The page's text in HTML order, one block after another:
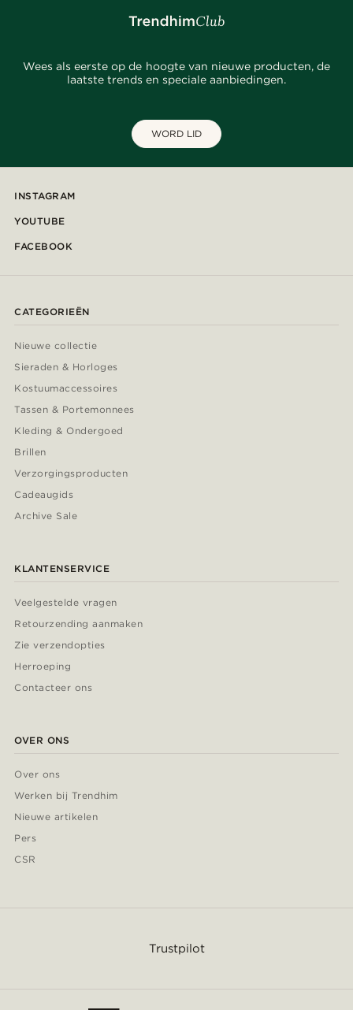
Wees als eerste op de hoogte van nieuwe producten, de
laatste trends en speciale aanbiedingen.
WORD LID
INSTAGRAM
YOUTUBE
FACEBOOK
CATEGORIEËN
Nieuwe collectie
Sieraden & Horloges
Kostuumaccessoires
Tassen & Portemonnees
Kleding & Ondergoed
Brillen
Verzorgingsproducten
Cadeaugids
Archive Sale
KLANTENSERVICE
Veelgestelde vragen
Retourzending aanmaken
Zie verzendopties
Herroeping
Contacteer ons
OVER ONS
Over ons
Werken bij Trendhim
Nieuwe artikelen
Pers
CSR
Trustpilot